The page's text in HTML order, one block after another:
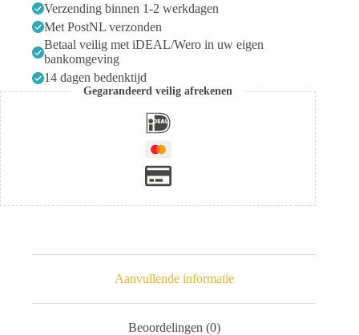
Verzending binnen 1-2 werkdagen
Met PostNL verzonden
Betaal veilig met iDEAL/Wero in uw eigen
bankomgeving
14 dagen bedenktijd
Gegarandeerd veilig afrekenen
Aanvullende informatie
Beoordelingen (0)